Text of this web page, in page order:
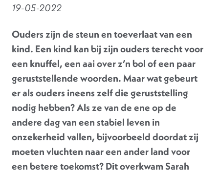
19-05-2022
Ouders zijn de steun en toeverlaat van een
kind. Een kind kan bij zijn ouders terecht voor
een knuffel, een aai over z’n bol of een paar
geruststellende woorden. Maar wat gebeurt
er als ouders ineens zelf die geruststelling
nodig hebben? Als ze van de ene op de
andere dag van een stabiel leven in
onzekerheid vallen, bijvoorbeeld doordat zij
moeten vluchten naar een ander land voor
een betere toekomst? Dit overkwam Sarah